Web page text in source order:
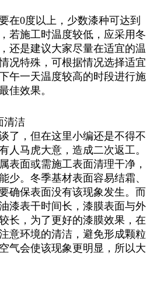
在0度以上，少数漆种可达到
若施工时温度较低，应采用冬
还是建议大家尽量在适宜的温
况特殊，可根据情况选择适宜
午一天温度较高的时段进行施
佳效果。
清洁
了，但在这里小编还是不得不
人马虎大意，造成二次返工。
表面或需施工表面清理干净，
少。冬季基材表面容易结霜、
确保表面没有该现象发生。而
漆表干时间长，漆膜表面与外
长，为了更好的漆膜效果，在
意环境的清洁，避免形成颗粒
气会使该现象更明显，所以大